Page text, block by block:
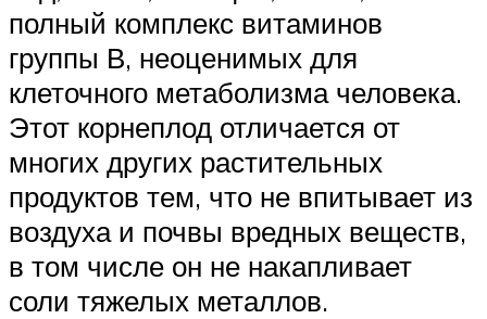
полный комплекс витаминов
группы В, неоценимых для
клеточного метаболизма человека.
Этот корнеплод отличается от
многих других растительных
продуктов тем, что не впитывает из
воздуха и почвы вредных веществ,
в том числе он не накапливает
соли тяжелых металлов.